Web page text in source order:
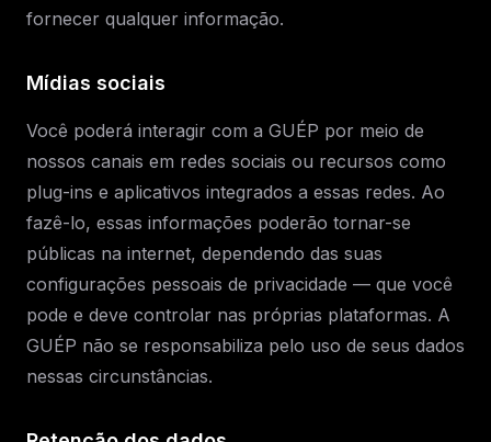
fornecer qualquer informação.
Mídias sociais
Você poderá interagir com a GUÉP por meio de
nossos canais em redes sociais ou recursos como
plug-ins e aplicativos integrados a essas redes. Ao
fazê-lo, essas informações poderão tornar-se
públicas na internet, dependendo das suas
configurações pessoais de privacidade — que você
pode e deve controlar nas próprias plataformas. A
GUÉP não se responsabiliza pelo uso de seus dados
nessas circunstâncias.